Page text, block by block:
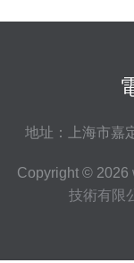
地址：上海市嘉
Copyright © 2026
技術有限